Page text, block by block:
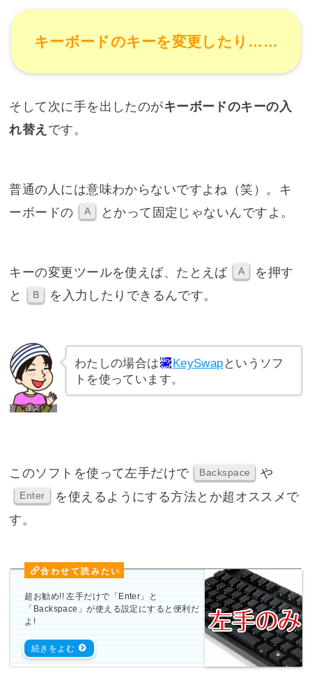
キーボードのキーを変更したり……
そして次に手を出したのがキーボードのキーの入
れ替え です。
普通の人には意味わからないですよね（笑）。キ
ーボードの
A とかって固定じゃないんですよ。
キーの変更ツールを使えば、たとえば A
を押す
と
B を入力したりできるんです。
わたしの場合は KeySwap というソフ
トを使っています。
このソフトを使って左手だけで Backspace や
Enter
を使えるようにする方法とか超オススメで
す。
超お勧め!! 左手だけで「Enter」と
「Backspace」が使える設定にすると便利だ
よ!